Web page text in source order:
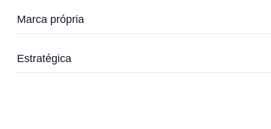
Marca própria
Estratégica